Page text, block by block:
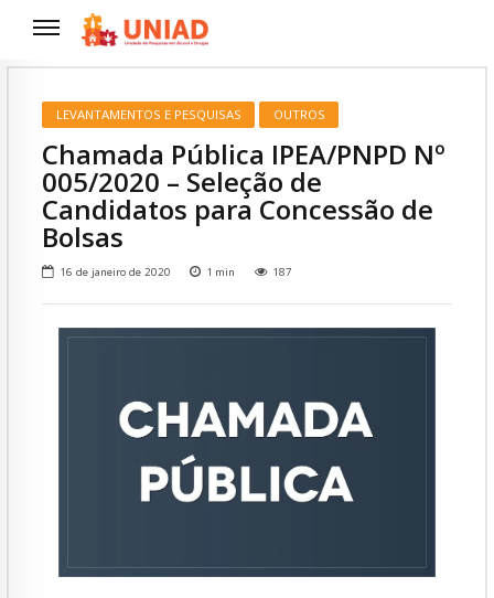
LEVANTAMENTOS E PESQUISAS OUTROS
Chamada Pública IPEA/PNPD Nº
005/2020 – Seleção de
Candidatos para Concessão de
Bolsas
16 de janeiro de 2020 1 min 187